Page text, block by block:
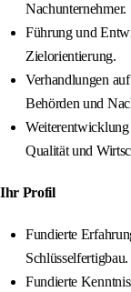
Nachunternehmer.
Führung und
Zielorientierung.
Verhandlungen
Behörden und
Qualität und
Ihr Profil
Fundierte
Schlüsselfertigbau.
Fundierte